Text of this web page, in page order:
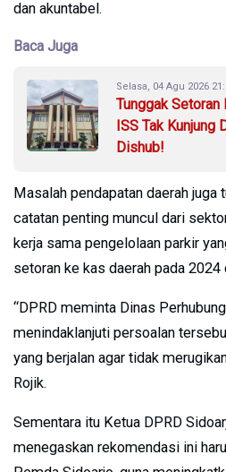
dan akuntabel.
Baca Juga
Selasa, 04 Agu 2026
Tunggak
ISS Tak Kunjung
Dishub!
Masalah pendapatan daerah juga
catatan penting muncul dari
kerja sama pengelolaan parkir
setoran ke kas daerah pada 2024
“DPRD meminta Dinas
menindaklanjuti persoalan
yang berjalan agar tidak
Rojik.
Sementara itu Ketua DPRD
menegaskan rekomendasi ini